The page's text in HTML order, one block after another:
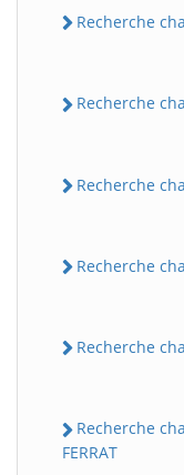
Recherche
Recherche
Recherche
Recherche
Recherche
Recherche
FERRAT